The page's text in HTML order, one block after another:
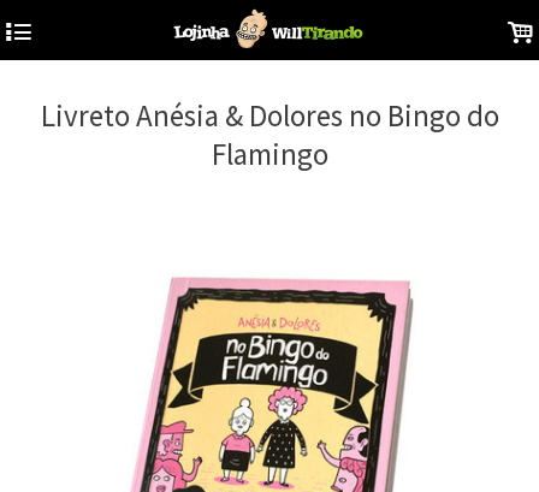
4 .
Livreto Anésia & Dolores no Bingo do
Flamingo